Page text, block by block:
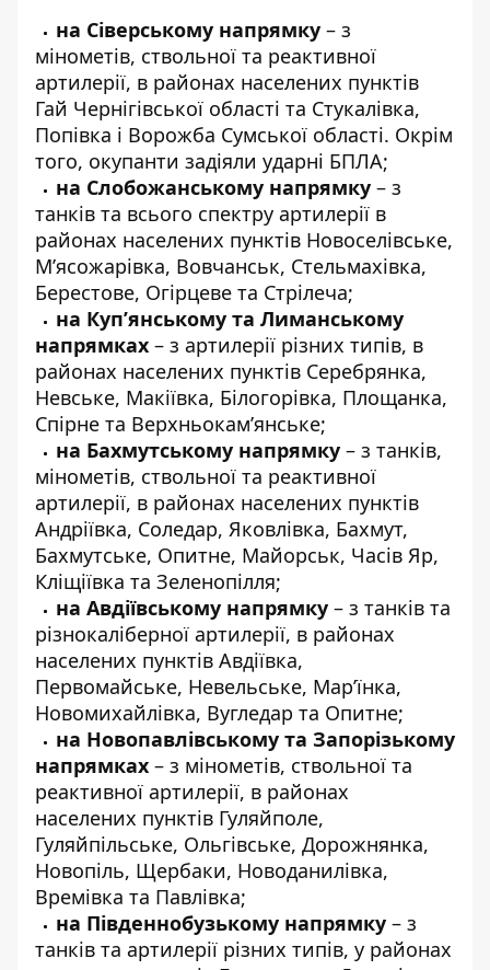
на Сіверському напрямку – з
мінометів, ствольної та реактивної
артилерії, в районах населених пунктів
Гай Чернігівської області та Стукалівка,
Попівка і Ворожба Сумської області. Окрім
того, окупанти задіяли ударні БПЛА;
на Слобожанському напрямку – з
танків та всього спектру артилерії в
районах населених пунктів Новоселівське,
М’ясожарівка, Вовчанськ, Стельмахівка,
Берестове, Огірцеве та Стрілеча;
на Куп’янському та Лиманському
напрямках – з артилерії різних типів, в
районах населених пунктів Серебрянка,
Невське, Макіївка, Білогорівка, Площанка,
Спірне та Верхньокам’янське;
на Бахмутському напрямку – з танків,
мінометів, ствольної та реактивної
артилерії, в районах населених пунктів
Андріївка, Соледар, Яковлівка, Бахмут,
Бахмутське, Опитне, Майорськ, Часів Яр,
Кліщіївка та Зеленопілля;
на Авдіївському напрямку – з танків та
різнокаліберної артилерії, в районах
населених пунктів Авдіївка,
Первомайське, Невельське, Мар’їнка,
Новомихайлівка, Вугледар та Опитне;
на Новопавлівському та Запорізькому
напрямках – з мінометів, ствольної та
реактивної артилерії, в районах
населених пунктів Гуляйполе,
Гуляйпільське, Ольгівське, Дорожнянка,
Новопіль, Щербаки, Новоданилівка,
Времівка та Павлівка;
на Південнобузькому напрямку – з
танків та артилерії різних типів, у районах